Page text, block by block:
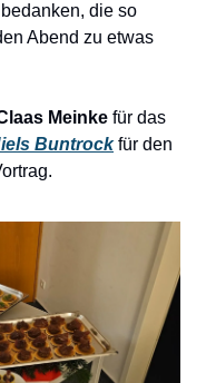
die so
Abend zu etwas
Meinke für das
Buntrockfür den